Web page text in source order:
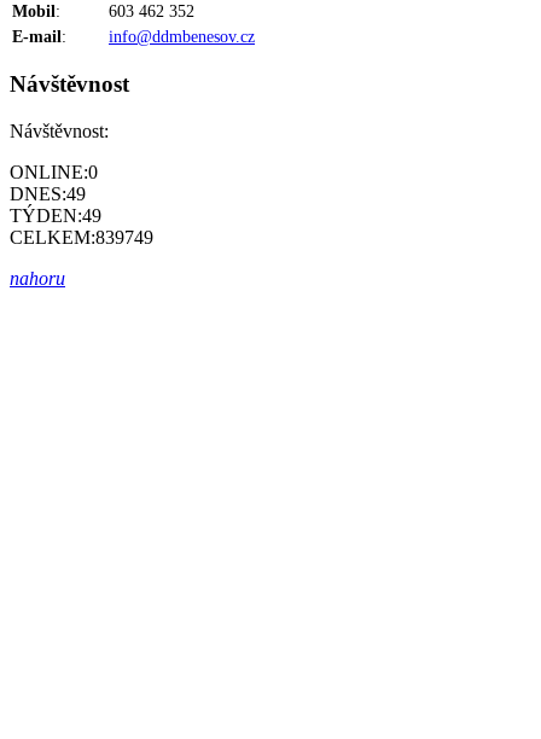
Mobil:
603 462 352
E-mail: info@ddmbenesov.cz
Návštěvnost
Návštěvnost:
ONLINE:0
DNES:49
TÝDEN:49
CELKEM:839749
nahoru